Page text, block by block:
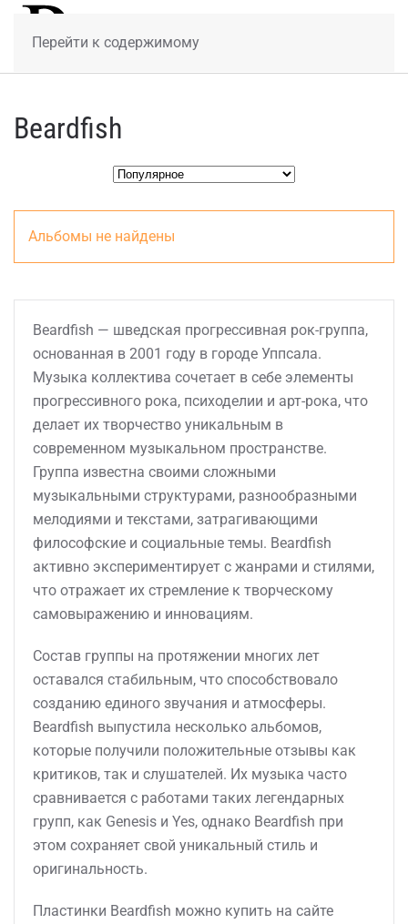
Перейти к содержимому
Beardfish
Альбомы не найдены
Beardfish — шведская прогрессивная рок-группа,
основанная в 2001 году в городе Уппсала.
Музыка коллектива сочетает в себе элементы
прогрессивного рока, психоделии и арт-рока, что
делает их творчество уникальным в
современном музыкальном пространстве.
Группа известна своими сложными
музыкальными структурами, разнообразными
мелодиями и текстами, затрагивающими
философские и социальные темы. Beardfish
активно экспериментирует с жанрами и стилями,
что отражает их стремление к творческому
самовыражению и инновациям.
Состав группы на протяжении многих лет
оставался стабильным, что способствовало
созданию единого звучания и атмосферы.
Beardfish выпустила несколько альбомов,
которые получили положительные отзывы как
критиков, так и слушателей. Их музыка часто
сравнивается с работами таких легендарных
групп, как Genesis и Yes, однако Beardfish при
этом сохраняет свой уникальный стиль и
оригинальность.
Пластинки Beardfish можно купить на сайте